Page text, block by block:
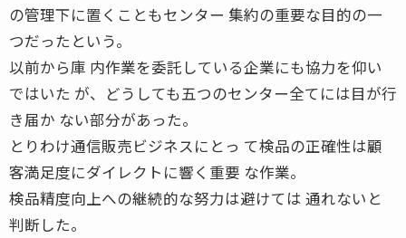
の管理下に置くこともセンター 集約の重要な目的の一
つだったという。
以前から庫 内作業を委託している企業にも協力を仰い
ではいた が、どうしても五つのセンター全てには目が行
き届か ない部分があった。
とりわけ通信販売ビジネスにとっ て検品の正確性は顧
客満足度にダイレクトに響く重要 な作業。
検品精度向上への継続的な努力は避けては 通れないと
判断した。